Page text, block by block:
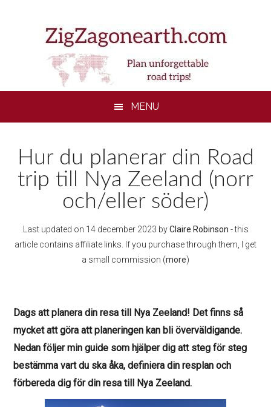
MENU
Hur du planerar din Road
trip till Nya Zeeland (norr
och/eller söder)
Last updated on 14 december 2023 byClaire Robinson - this
article contains affiliate links. If you purchase through them, I get
a small commission (more)
Dags att planera din resa till Nya Zeeland! Det finns så
mycket att göra att planeringen kan bli överväldigande.
Nedan följer min guide som hjälper dig att steg för steg
bestämma vart du ska åka, definiera din resplan och
förbereda dig för din resa till Nya Zeeland.